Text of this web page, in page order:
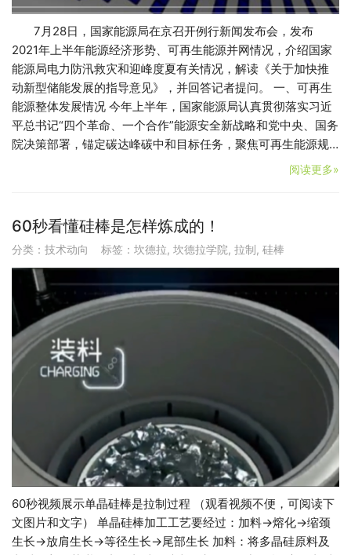
7月28日，国家能源局在京召开例行新闻发布会，发布
2021年上半年能源经济形势、可再生能源并网情况，介绍国家
能源局电力防汛救灾和迎峰度夏有关情况，解读《关于加快推
动新型储能发展的指导意见》，并回答记者提问。 一、可再生
能源整体发展情况 今年上半年，国家能源局认真贯彻落实习近
平总书记“四个革命、一个合作”能源安全新战略和党中央、国务
院决策部署，锚定碳达峰碳中和目标任务，聚焦可再生能源规…
阅读更多»
60秒看懂硅棒是怎样炼成的！
分类： 技术动向 标签： 坎德拉, 坎德拉学院, 拉制, 硅棒
60秒视频展示单晶硅棒是拉制过程 （观看视频不便，可阅读下
文图片和文字） 单晶硅棒加工工艺要经过：加料→熔化→缩颈
生长→放肩生长→等径生长→尾部生长 加料：将多晶硅原料及